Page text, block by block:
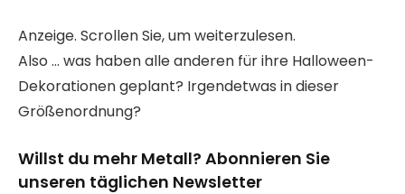
Anzeige. Scrollen Sie, um weiterzulesen.
Also … was haben alle anderen für ihre Halloween-
Dekorationen geplant? Irgendetwas in dieser
Größenordnung?
Willst du mehr Metall? Abonnieren Sie
unseren täglichen Newsletter